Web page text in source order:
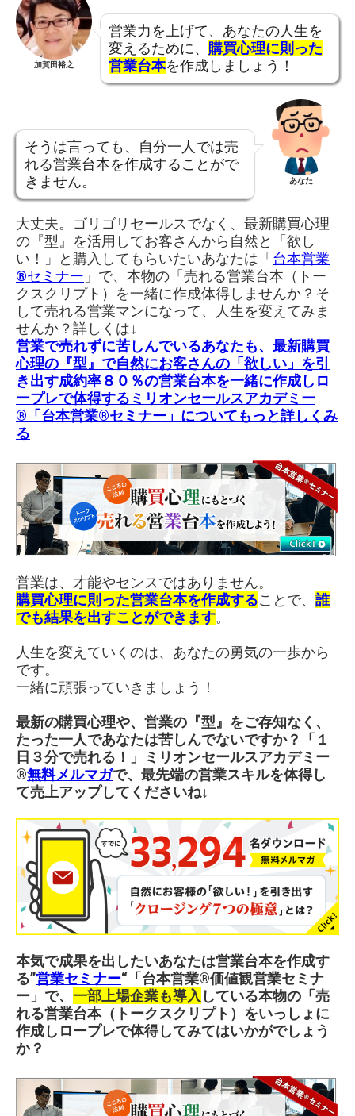
加賀田裕之
営業力を上げて、あなたの人生を
変えるために、 購買心理に則った
営業台本を作成しましょう！
そうは言っても、自分一人では売
れる営業台本を作成することがで
きません。
あなた
大丈夫。ゴリゴリセールスでなく、最新購買心理
の『型』を活用してお客さんから自然と「欲し
い！」と購入してもらいたいあなたは「台本営業
®︎セミナー 」で、本物の「売れる営業台本（トー
クスクリプト）を一緒に作成体得しませんか？そ
して売れる営業マンになって、人生を変えてみま
せんか？詳しくは↓
営業で売れずに苦しんでいるあなたも、最新購買
心理の『型』で自然にお客さんの「欲しい」を引
き出す成約率８０％の営業台本を一緒に作成しロ
ープレで体得する ミリオンセールスアカデミー
®「台本営業®セミナー」 についてもっと詳しくみ
る
営業は、才能やセンスではありません。
購買心理に則った営業台本を作成することで、 誰
でも結果を出すことができます。
人生を変えていくのは、あなたの勇気の一歩から
です。
一緒に頑張っていきましょう！
最新の購買心理や、営業の『型』をご存知なく、
たった一人であなたは苦しんでないですか？「１
日３分で売れる！」ミリオンセールスアカデミー
®︎無料メルマガで、最先端の営業スキルを体得し
て売上アップしてくださいね↓
本気で成果を出したいあなたは営業台本を作成す
る”営業セミナー“「台本営業®︎価値観営業セミナ
ー」で、 一部上場企業も導入 している本物の「売
れる営業台本（トークスクリプト）をいっしょに
作成しロープレで体得してみてはいかがでしょう
か？